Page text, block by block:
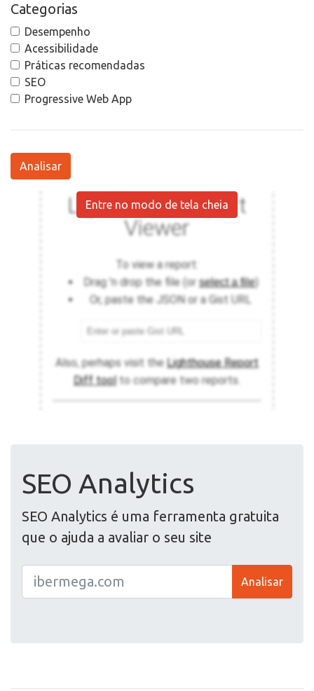
Categorias
Desempenho
Acessibilidade
Práticas recomendadas
SEO
Progressive Web App
Analisar
Entre no modo de tela cheia
SEO Analytics
SEO Analytics é uma ferramenta gratuita
que o ajuda a avaliar o seu site
Analisar